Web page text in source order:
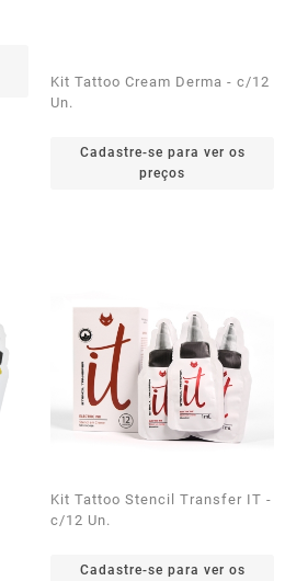
Kit Tattoo Cream Derma - c/12
Un.
Cadastre-se para ver os
preços
Kit Tattoo Stencil Transfer IT -
c/12 Un.
Cadastre-se para ver os